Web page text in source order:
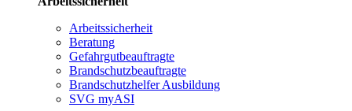
Arbeitssicherheit
Beratung
Gefahrgutbeauftragte
Brandschutzbeauftragte
Brandschutzhelfer Ausbildung
SVG myASI